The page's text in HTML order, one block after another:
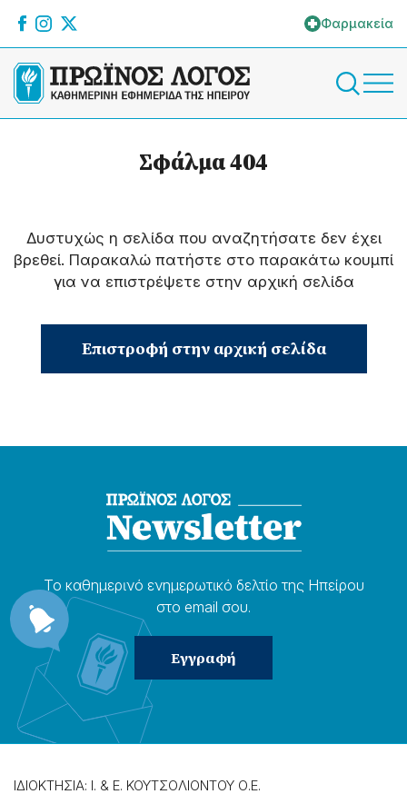
Φαρμακεία
Σφάλμα 404
Δυστυχώς η σελίδα που αναζητήσατε δεν έχει
βρεθεί. Παρακαλώ πατήστε στο παρακάτω κουμπί
για να επιστρέψετε στην αρχική σελίδα
Επιστροφή στην αρχική σελίδα
Το καθημερɩνό ενημερωτɩκό δελτίο της Ηπείρου
στο email σου.
ΙΔΙΟΚΤΗΣΙΑ: Ι. & Ε. ΚΟΥΤΣΟΛΙΟΝΤΟΥ Ο.Ε.